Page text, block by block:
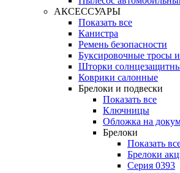
АКСЕССУАРЫ
Показать все
Канистра
Ремень безопасности
Буксировочные тросы
Шторки
Коврики салонные
Брелоки и подвески
Показать все
Ключницы
Обложка на
Брелоки
Показать
Брелоки
Серия 0393